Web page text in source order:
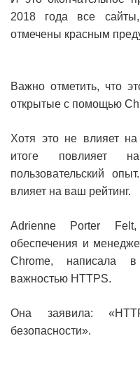
2018 года все
отмечены красным
Важно отметить, что
открытые с помощью
Хотя это не влияет
итоге повлияет
пользовательский
влияет на ваш рейтинг.
Adrienne Porter Felt,
обеспечения и
Chrome, написала
важностью HTTPS.
Она заявила:
безопасности».